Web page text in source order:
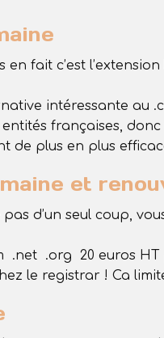
en fait c’est
intéressante au
entités françaises,
de plus en plus
et
d’un seul coup,
.net .org 20 euros
le registrar ! Ca